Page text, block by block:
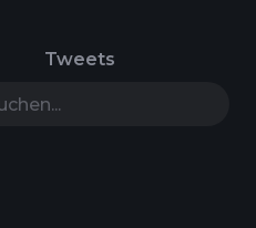
Tweets